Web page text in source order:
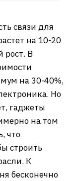
связи для
на 10-20
рост. В
на 30-40%,
Но
гаджеты
на том
что
строить
К
бесконечно